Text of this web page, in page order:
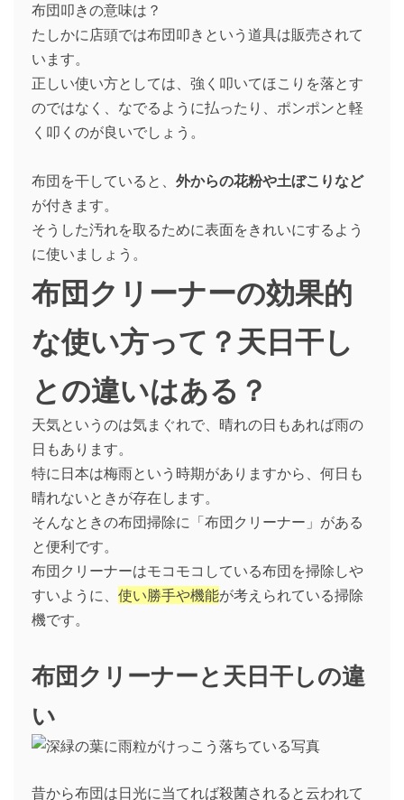
布団叩きの意味は？
たしかに店頭では布団叩きという道具は販売されて
います。
正しい使い方としては、強く叩いてほこりを落とす
のではなく、なでるように払ったり、ポンポンと軽
く叩くのが良いでしょう。
布団を干していると、 外からの花粉や土ぼこりなど
が付きます。
そうした汚れを取るために表面をきれいにするよう
に使いましょう。
布団クリーナーの効果的
な使い方って？天日干し
との違いはある？
天気というのは気まぐれで、晴れの日もあれば雨の
日もあります。
特に日本は梅雨という時期がありますから、何日も
晴れないときが存在します。
そんなときの布団掃除に「布団クリーナー」がある
と便利です。
布団クリーナーはモコモコしている布団を掃除しや
すいように、 使い勝手や機能が考えられている掃除
機です。
布団クリーナーと天日干しの違
い
昔から布団は日光に当てれば殺菌されると云われて